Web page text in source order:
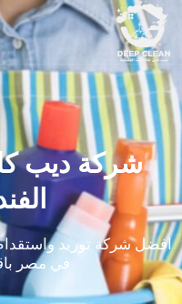
شركة ديب
افضل شركة توريد
في مصر